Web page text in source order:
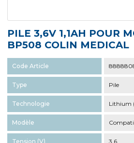
PILE 3,6V 1,1AH POUR
BP508 COLIN MEDICAL
Code Article
Type Pile
Technologie Lithium
Modèle
Tension (V) 3.6